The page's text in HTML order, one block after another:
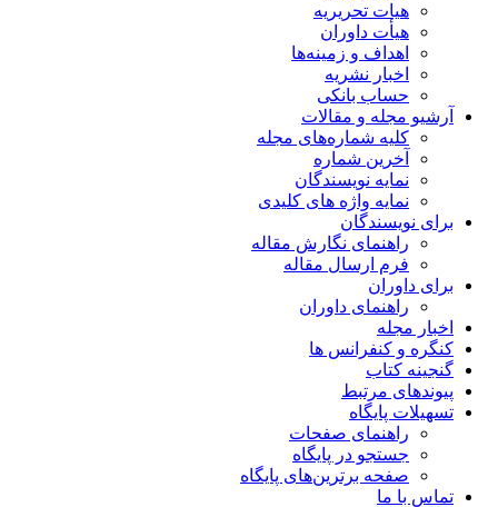
هیات تحریریه
هیأت داوران
اهداف و زمینه‌ها
اخبار نشریه
حساب بانکی
آرشیو مجله و مقالات
کلیه شماره‌های مجله
آخرین شماره
نمایه نویسندگان
نمایه واژه های کلیدی
برای نویسندگان
راهنمای نگارش مقاله
فرم ارسال مقاله
برای داوران
راهنمای داوران
اخبار مجله
کنگره و کنفرانس ها
گنجینه کتاب
پیوندهای مرتبط
تسهیلات پایگاه
راهنمای صفحات
جستجو در پایگاه
صفحه برترین‌های پایگاه
تماس با ما